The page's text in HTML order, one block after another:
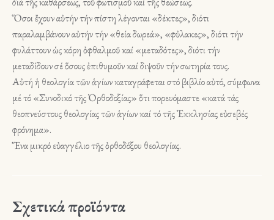
Ὅσοι ἔχουν αὐτήν τήν πίστη λέγονται «δέκτες», διότι
παραλαμβάνουν αὐτήν τήν «θεία δωρεά», «φὐλακες», διότι τήν
φυλάττουν ὡς κόρη ὀφθαλμοῦ καί «μεταδότες», διότι τήν
μεταδίδουν σέ ὅσους ἐπιθυμοῦν καί διψοῦν τήν σωτηρία τους.
Αὐτή ἡ θεολογία τῶν ἁγίων καταγράφεται στό βιβλίο αὐτό, σύμφωνα
μέ τό «Συνοδικό τῆς Ὀρθοδοξίας» ὅτι πορευόμαστε «κατά τάς
θεοπνεύστους θεολογίας τῶν ἁγίων καί τό τῆς Ἐκκλησίας εὐσεβές
φρόνημα».
Ἕνα μικρό εὐαγγέλιο τῆς ὀρθοδόξου θεολογίας.
Σχετικά προϊόντα